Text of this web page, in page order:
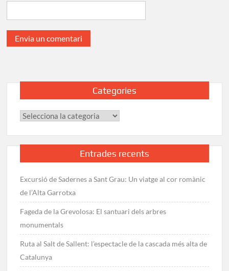
Categories
Categories
Entrades recents
Excursió de Sadernes a Sant Grau: Un viatge al cor romànic
de l’Alta Garrotxa
Fageda de la Grevolosa: El santuari dels arbres
monumentals
Ruta al Salt de Sallent: l’espectacle de la cascada més alta de
Catalunya